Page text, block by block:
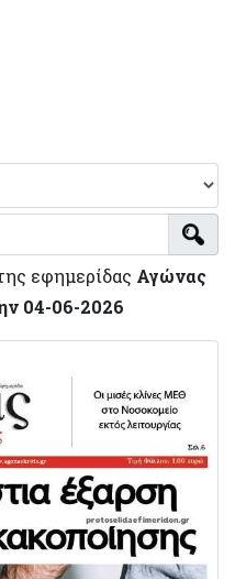
εφημερίδας Αγώνας
04-06-2026